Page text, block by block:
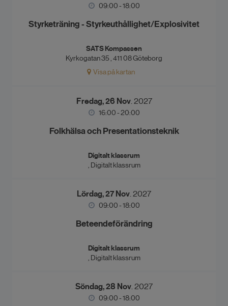
09:00 - 18:00
Styrketräning - Styrkeuthållighet/Explosivitet
SATS Kompassen
Kyrkogatan 35 , 411 08 Göteborg
Visa på kartan
Fredag, 26 Nov. 2027
16:00 - 20:00
Folkhälsa och Presentationsteknik
Digitalt klassrum
, Digitalt klassrum
Lördag, 27 Nov. 2027
09:00 - 18:00
Beteendeförändring
Digitalt klassrum
, Digitalt klassrum
Söndag, 28 Nov. 2027
09:00 - 18:00